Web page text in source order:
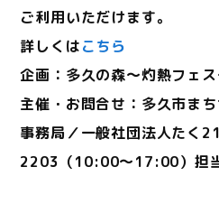
ご利用いただけます。
詳しくはこちら
企画：多久の森～灼熱フェ
主催・お問合せ：多久市ま
事務局／一般社団法人た
2203（10:00～17:00）担